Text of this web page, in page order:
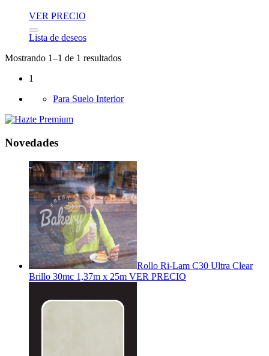
VER PRECIO
Lista de deseos
Mostrando 1–1 de 1 resultados
1
Para Suelo Interior
Novedades
Rollo Ri-Lam C30 Ultra Clear
Brillo 30mc 1,37m x 25m VER PRECIO